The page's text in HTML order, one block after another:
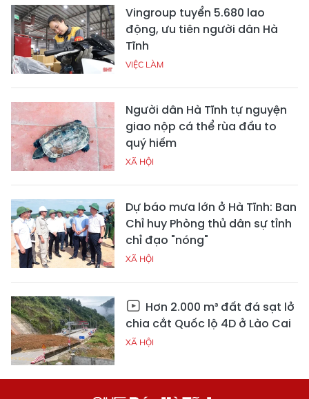
Vingroup tuyển 5.680 lao
động, ưu tiên người dân Hà
Tĩnh
VIỆC LÀM
Người dân Hà Tĩnh tự nguyện
giao nộp cá thể rùa đầu to
quý hiếm
XÃ HỘI
Dự báo mưa lớn ở Hà Tĩnh: Ban
Chỉ huy Phòng thủ dân sự tỉnh
chỉ đạo "nóng"
XÃ HỘI
Hơn 2.000 m³ đất đá sạt lở
chia cắt Quốc lộ 4D ở Lào Cai
XÃ HỘI